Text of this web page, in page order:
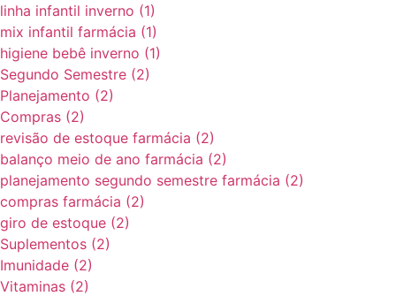
linha infantil inverno (1)
mix infantil farmácia (1)
higiene bebê inverno (1)
Segundo Semestre (2)
Planejamento (2)
Compras (2)
revisão de estoque farmácia (2)
balanço meio de ano farmácia (2)
planejamento segundo semestre farmácia (2)
compras farmácia (2)
giro de estoque (2)
Suplementos (2)
Imunidade (2)
Vitaminas (2)